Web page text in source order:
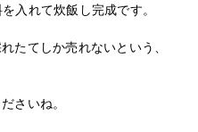
入れて炊飯し完成です。
たてしか売れないという、
さいね。